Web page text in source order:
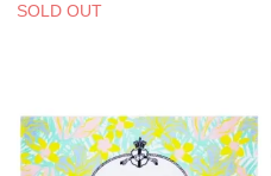
SOLD OUT